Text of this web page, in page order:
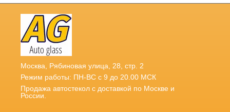
Москва, Рябиновая улица, 28, стр. 2
Режим работы: ПН-ВС с 9 до 20.00 МСК
Продажа автостекол с доставкой по Москве и
России.